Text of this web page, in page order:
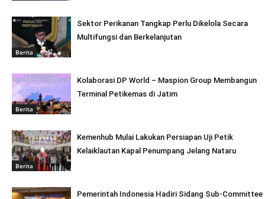
Berita
Sektor Perikanan Tangkap Perlu Dikelola Secara
Multifungsi dan Berkelanjutan
Berita
Kolaborasi DP World – Maspion Group Membangun
Terminal Petikemas di Jatim
Berita
Kemenhub Mulai Lakukan Persiapan Uji Petik
Kelaiklautan Kapal Penumpang Jelang Nataru
Pemerintah Indonesia Hadiri Sidang Sub-Committee